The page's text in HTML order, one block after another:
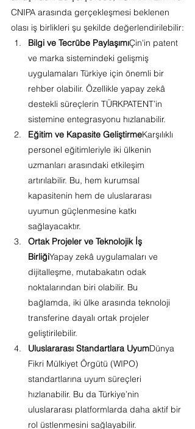
CNIPA arasında gerçekleşmesi beklenen
olası iş birlikleri şu şekilde değerlendirilebilir:
Bilgi ve Tecrübe PaylaşımıÇin'in patent
ve marka sistemindeki gelişmiş
uygulamaları Türkiye için önemli bir
rehber olabilir. Özellikle yapay zekâ
destekli süreçlerin TÜRKPATENT’in
sistemine entegrasyonu hızlanabilir.
Eğitim ve Kapasite GeliştirmeKarşılıklı
personel eğitimleriyle iki ülkenin
uzmanları arasındaki etkileşim
artırılabilir. Bu, hem kurumsal
kapasitenin hem de uluslararası
uyumun güçlenmesine katkı
sağlayacaktır.
Ortak Projeler ve Teknolojik İş
BirliğiYapay zekâ uygulamaları ve
dijitalleşme, mutabakatın odak
noktalarından biri olabilir. Bu
bağlamda, iki ülke arasında teknoloji
transferine dayalı ortak projeler
geliştirilebilir.
Uluslararası Standartlara UyumDünya
Fikri Mülkiyet Örgütü (WIPO)
standartlarına uyum süreçleri
hızlanabilir. Bu da Türkiye’nin
uluslararası platformlarda daha aktif bir
rol üstlenmesini sağlayabilir.